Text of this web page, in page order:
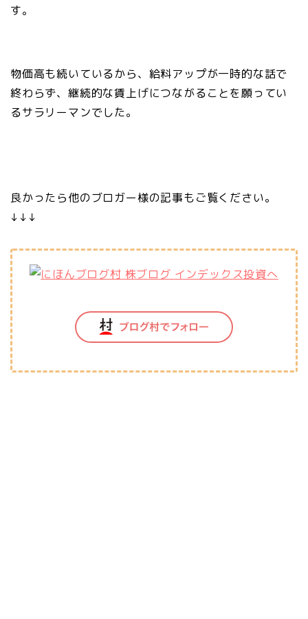
す。
物価高も続いているから、給料アップが一時的な話で
終わらず、継続的な賃上げにつながることを願ってい
るサラリーマンでした。
良かったら他のブロガー様の記事もご覧ください。
↓↓↓